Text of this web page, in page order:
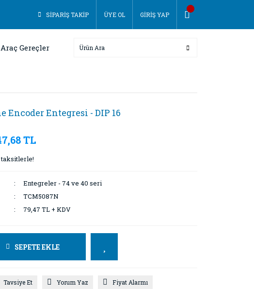
SİPARİŞ TAKİP ÜYE OL GİRİŞ YAP
Araç Gereçler
Encoder Entegresi - DIP 16
TL
taksitlerle!
Entegreler - 74 ve 40 seri
TCM5087N
79,47 TL + KDV
SEPETE EKLE
Tavsiye Et Yorum Yaz Fiyat Alarmı